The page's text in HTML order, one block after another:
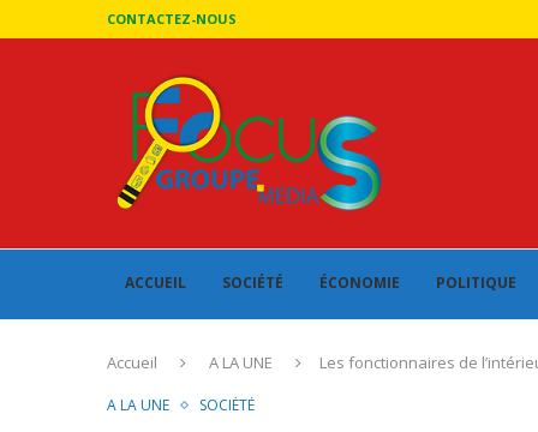
CONTACTEZ-NOUS
ACCUEIL SOCIÉTÉ ÉCONOMIE POLITIQUE
Accueil A LA UNE Les fonctionnaires de
A LA UNE SOCIÉTÉ